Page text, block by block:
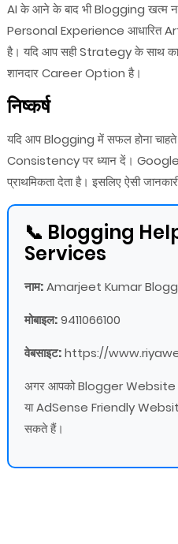
AI के आने के बाद भी Blogging खत्म
Personal Experience आधारित
है। यदि आप सही Strategy के साथ
शानदार Career Option है।
निष्कर्ष
यदि आप Blogging में सफल होना
Consistency पर ध्यान दें।
प्राथमिकता देता है। इसलिए ऐसी
📞 Blogging
Services
नाम:Amarjeet Kumar
मोबाइल:9411066100
वेबसाइट:https://
अगर आपको Blogger
या AdSense Friendly
सकते हैं।